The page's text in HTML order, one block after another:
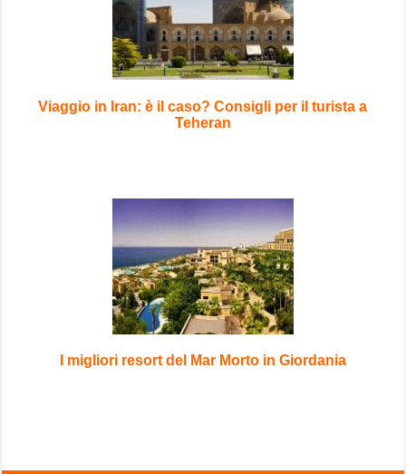
Viaggio in Iran: è il caso? Consigli per il turista a
Teheran
I migliori resort del Mar Morto in Giordania